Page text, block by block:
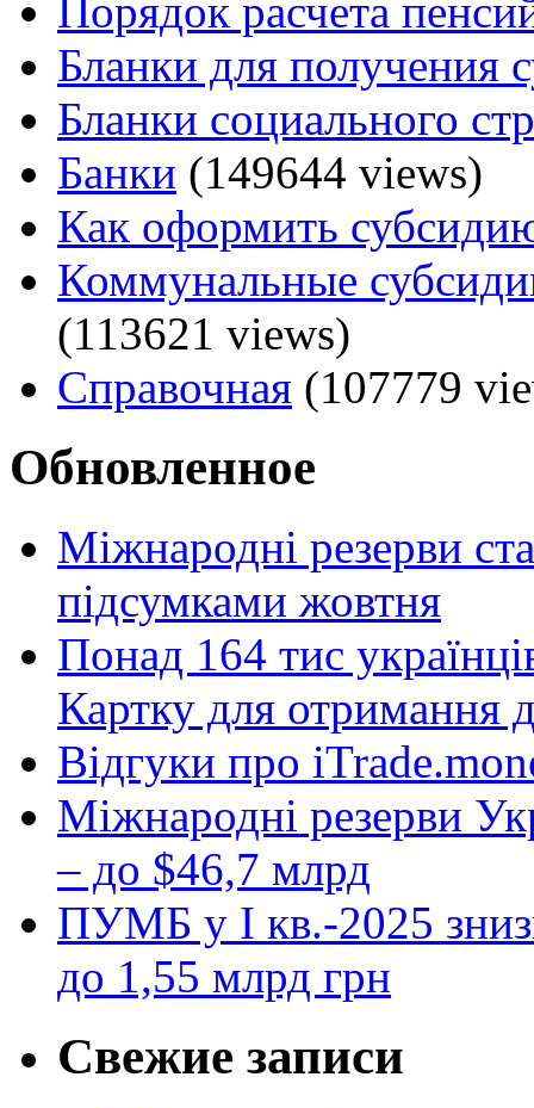
Порядок расчета
Бланки для получения
Бланки социального
Банки (149644 views)
Как оформить
Коммунальные
(113621 views)
Справочная (107779
Обновленное
Міжнародні резерви
підсумками жовтня
Понад 164 тис
Картку для
Відгуки про
Міжнародні резерви
– до $46,7 млрд
ПУМБ у I кв.-2025
до 1,55 млрд грн
Свежие записи